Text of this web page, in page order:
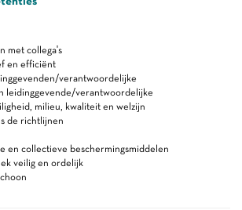
met collega's
en efficiënt
verantwoordelijke
leidinggevende/verantwoordelijke
milieu, kwaliteit en welzijn
de richtlijnen
en collectieve beschermingsmiddelen
veilig en ordelijk